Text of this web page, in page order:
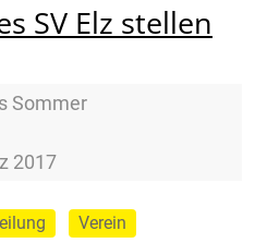
SV Elz stellen
Sommer
2017
Verein